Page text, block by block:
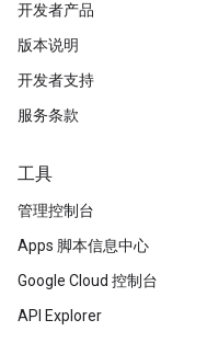
开发者产品
版本说明
开发者支持
服务条款
工具
管理控制台
Apps 脚本信息中心
Google Cloud 控制台
API Explorer